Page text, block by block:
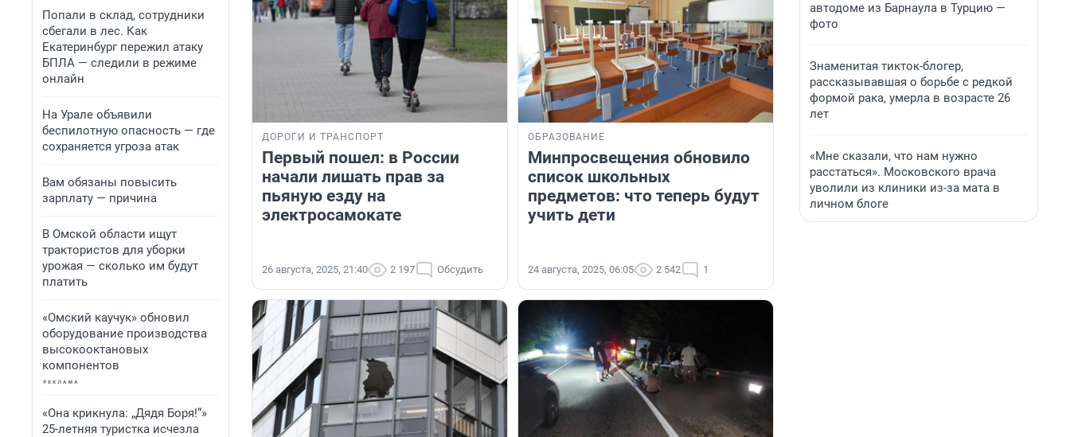
Попали в склад, сотрудники
сбегали в лес. Как
Екатеринбург пережил атаку
БПЛА — следили в режиме
онлайн
На Урале объявили
беспилотную опасность — где
сохраняется угроза атак
Вам обязаны повысить
зарплату — причина
В Омской области ищут
трактористов для уборки
урожая — сколько им будут
платить
«Омский каучук» обновил
оборудование производства
высокооктановых
компонентов
«Она крикнула: „Дядя Боря!“»
25-летняя туристка исчезла
ДОРОГИ И ТРАНСПОРТ
Первый пошел: в России
начали лишать прав за
пьяную езду на
электросамокате
26 августа, 2025, 21:40 2 197 Обсудить
ОБРАЗОВАНИЕ
Минпросвещения обновило
список школьных
предметов: что теперь будут
учить дети
24 августа, 2025, 06:05 2 542 1
автодоме из Барнаула в Турцию —
фото
Знаменитая тикток-блогер,
рассказывавшая о борьбе с редкой
формой рака, умерла в возрасте 26
лет
«Мне сказали, что нам нужно
расстаться». Московского врача
уволили из клиники из-за мата в
личном блоге